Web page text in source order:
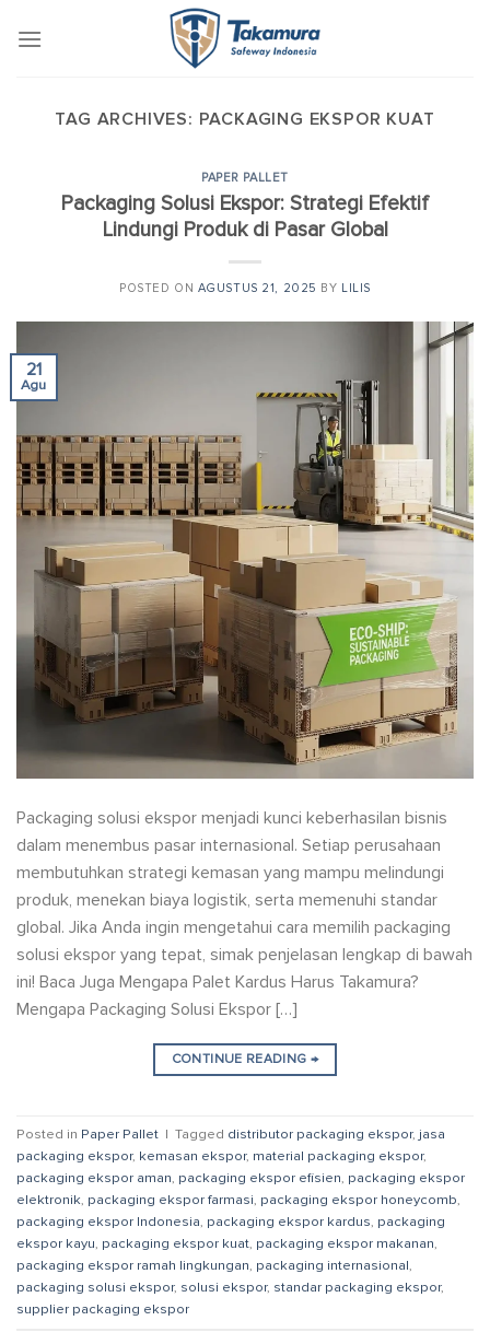
TAG ARCHIVES: PACKAGING EKSPOR KUAT
PAPER PALLET
Packaging Solusi Ekspor: Strategi Efektif
Lindungi Produk di Pasar Global
POSTED ON AGUSTUS 21, 2025 BY LILIS
21
Agu
Packaging solusi ekspor menjadi kunci keberhasilan bisnis
dalam menembus pasar internasional. Setiap perusahaan
membutuhkan strategi kemasan yang mampu melindungi
produk, menekan biaya logistik, serta memenuhi standar
global. Jika Anda ingin mengetahui cara memilih packaging
solusi ekspor yang tepat, simak penjelasan lengkap di bawah
ini! Baca Juga Mengapa Palet Kardus Harus Takamura?
Mengapa Packaging Solusi Ekspor […]
CONTINUE READING →
Posted in Paper Pallet | Tagged distributor packaging ekspor, jasa
packaging ekspor, kemasan ekspor, material packaging ekspor,
packaging ekspor aman, packaging ekspor efisien, packaging ekspor
elektronik, packaging ekspor farmasi, packaging ekspor honeycomb,
packaging ekspor Indonesia, packaging ekspor kardus, packaging
ekspor kayu, packaging ekspor kuat, packaging ekspor makanan,
packaging ekspor ramah lingkungan, packaging internasional,
packaging solusi ekspor, solusi ekspor, standar packaging ekspor,
supplier packaging ekspor